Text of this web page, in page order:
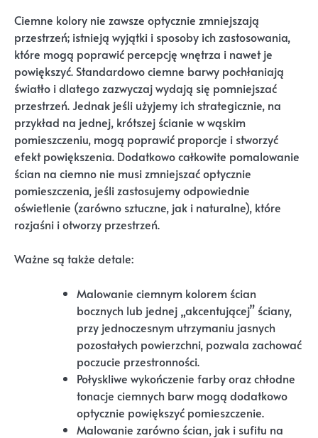
Ciemne kolory nie zawsze optycznie zmniejszają
przestrzeń; istnieją wyjątki i sposoby ich zastosowania,
które mogą poprawić percepcję wnętrza i nawet je
powiększyć. Standardowo ciemne barwy pochłaniają
światło i dlatego zazwyczaj wydają się pomniejszać
przestrzeń. Jednak jeśli użyjemy ich strategicznie, na
przykład na jednej, krótszej ścianie w wąskim
pomieszczeniu, mogą poprawić proporcje i stworzyć
efekt powiększenia. Dodatkowo całkowite pomalowanie
ścian na ciemno nie musi zmniejszać optycznie
pomieszczenia, jeśli zastosujemy odpowiednie
oświetlenie (zarówno sztuczne, jak i naturalne), które
rozjaśni i otworzy przestrzeń.
Ważne są także detale:
Malowanie ciemnym kolorem ścian
bocznych lub jednej „akcentującej” ściany,
przy jednoczesnym utrzymaniu jasnych
pozostałych powierzchni, pozwala zachować
poczucie przestronności.
Połyskliwe wykończenie farby oraz chłodne
tonacje ciemnych barw mogą dodatkowo
optycznie powiększyć pomieszczenie.
Malowanie zarówno ścian, jak i sufitu na